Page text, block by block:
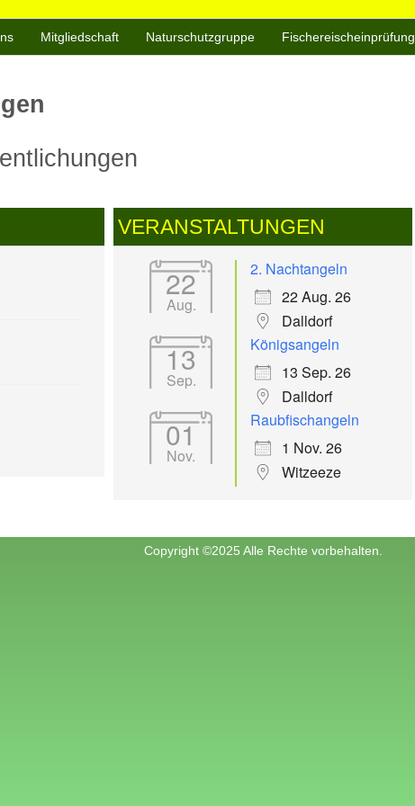
Mitgliedschaft Naturschutzgruppe Fischereischeinprüfung
VERANSTALTUNGEN
22
Aug.
2. Nachtangeln
22 Aug. 26
Dalldorf
13
Sep.
Königsangeln
13 Sep. 26
Dalldorf
01
Nov.
Raubfischangeln
1 Nov. 26
Witzeeze
Copyright ©2025 Alle Rechte vorbehalten.